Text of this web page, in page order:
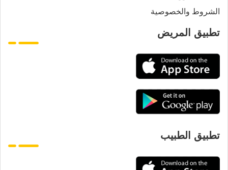
الشروط والخصوصية
تطبيق المريض
تطبيق الطبيب